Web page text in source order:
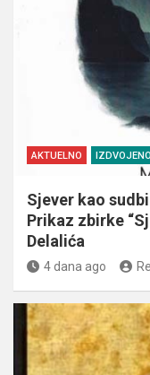
AKTUELNO IZDVOJENO
Sjever kao
Prikaz zbirke
Delalića
4 dana ago